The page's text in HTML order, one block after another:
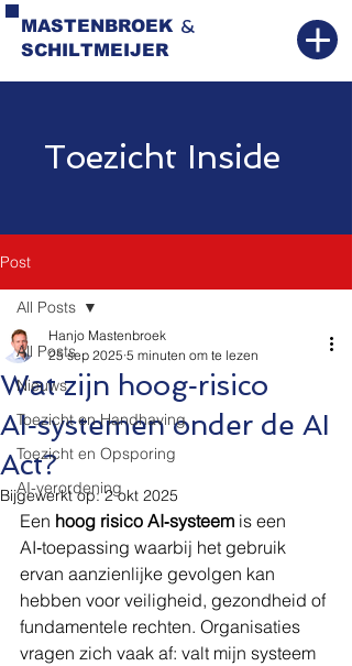
MASTENBROEK
SCHILTMEIJER
&
Toezicht Inside
Post
All Posts
Nieuws
Toezicht en Handhaving
Toezicht en Opsporing
AI-verordening
All Posts
Wat zijn hoog‑risico
AI‑systemen onder de AI
Act?
Hanjo Mastenbroek
25 sep 2025 5 minuten om te lezen
Bijgewerkt op:2 okt 2025
Een hoog risico AI‑systeem is een
AI‑toepassing waarbij het gebruik
ervan aanzienlijke gevolgen kan
hebben voor veiligheid, gezondheid of
fundamentele rechten. Organisaties
vragen zich vaak af: valt mijn systeem